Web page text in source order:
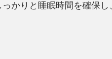
かりと睡眠時間を確保し